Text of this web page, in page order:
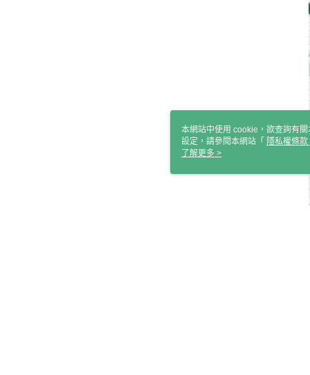
本網站中使用 cookie，欲查詢有
設定，請參閱本網站「 隱私權條款
使用 cookie。
了解更多 >